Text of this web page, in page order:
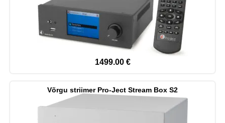
1499.00 €
Võrgu striimer Pro-Ject Stream Box S2